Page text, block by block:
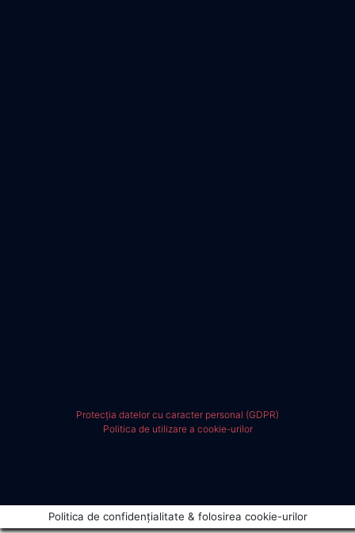
Protecția datelor cu caracter personal (GDPR)
Politica de utilizare a cookie-urilor
Politica de confidențialitate & folosirea cookie-urilor